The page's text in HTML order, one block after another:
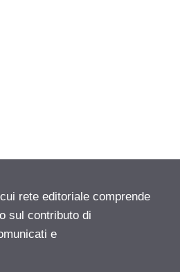
rete editoriale comprende
sul contributo di
e